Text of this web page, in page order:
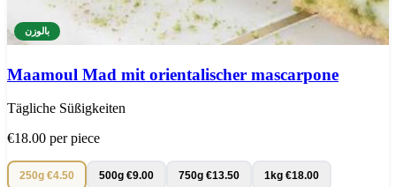
بالوزن
Maamoul Mad mit orientalischer mascarpone
Tägliche Süßigkeiten
€18.00 per piece
250g €4.50 500g €9.00 750g €13.50 1kg €18.00